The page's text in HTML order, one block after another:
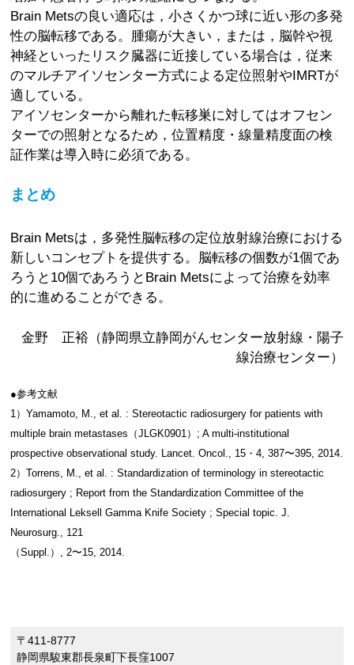
Brain Metsの良い適応は，小さくかつ球に近い形の多発
性の脳転移である。腫瘍が大きい，または，脳幹や視
神経といったリスク臓器に近接している場合は，従来
のマルチアイソセンター方式による定位照射やIMRTが
適している。
アイソセンターから離れた転移巣に対してはオフセン
ターでの照射となるため，位置精度・線量精度面の検
証作業は導入時に必須である。
まとめ
Brain Metsは，多発性脳転移の定位放射線治療における
新しいコンセプトを提供する。脳転移の個数が1個であ
ろうと10個であろうとBrain Metsによって治療を効率
的に進めることができる。
金野 正裕（静岡県立静岡がんセンター放射線・陽子
線治療センター）
●参考文献
1）Yamamoto, M., et al. : Stereotactic radiosurgery for patients with
multiple brain metastases（JLGK0901）; A multi-institutional
prospective observational study. Lancet. Oncol., 15・4, 387〜395, 2014.
2）Torrens, M., et al. : Standardization of terminology in stereotactic
radiosurgery ; Report from the Standardization Committee of the
International Leksell Gamma Knife Society ; Special topic. J.
Neurosurg., 121
（Suppl.）, 2〜15, 2014.
〒411-8777
静岡県駿東郡長泉町下長窪1007